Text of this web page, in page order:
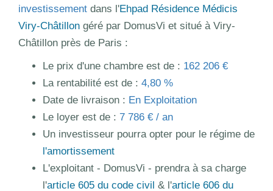
investissement dans l'Ehpad Résidence Médicis
Viry-Châtillon géré par DomusVi et situé à Viry-
Châtillon près de Paris :
Le prix d'une chambre est de : 162 206 €
La rentabilité est de : 4,80 %
Date de livraison : En Exploitation
Le loyer est de : 7 786 € / an
Un investisseur pourra opter pour le régime de
l'amortissement
L'exploitant - DomusVi - prendra à sa charge
l'article 605 du code civil & l'article 606 du